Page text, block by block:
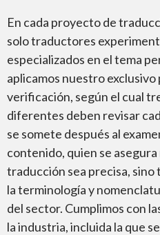
En cada proyecto de
solo traductores
especializados en el tema
aplicamos nuestro
verificación, según el cual
diferentes deben revisar
se somete después al
contenido, quien se asegura
traducción sea precisa,
la terminología y
del sector. Cumplimos con
la industria, incluida la que